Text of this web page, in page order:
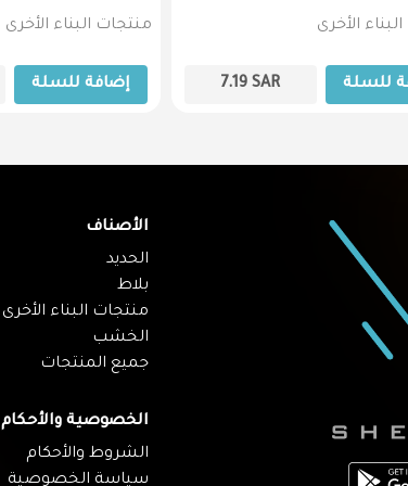
منتجات البناء الأخرى
إضافة للسلة
الأخرى
7.19 SAR للسلة
الأصناف
الحديد
بلاط
منتجات البناء الأخرى
الخشب
جميع المنتجات
الخصوصية والأحكام
الشروط والأحكام
سياسة الخصوصية